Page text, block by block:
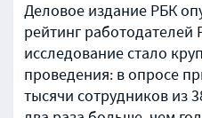
Деловое издание РБК
рейтинг работодателей
исследование стало
проведения: в опросе
тысячи сотрудников из